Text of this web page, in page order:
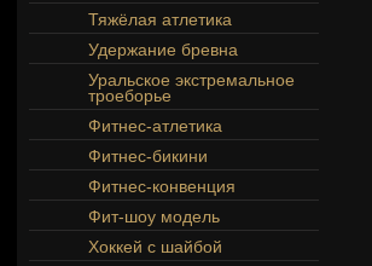
Тяжёлая атлетика
Удержание бревна
Уральское экстремальное
троеборье
Фитнес-атлетика
Фитнес-бикини
Фитнес-конвенция
Фит-шоу модель
Хоккей с шайбой